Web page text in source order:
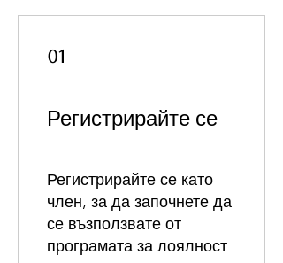
01
Регистрирайте се
Регистрирайте се като
член, за да започнете да
се възползвате от
програмата за лоялност